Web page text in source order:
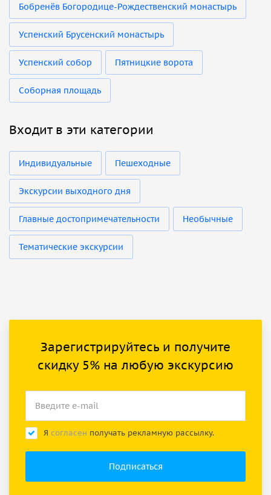
Бобренёв Богородице-Рождественский монастырь
Успенский Брусенский монастырь
Успенский собор Пятницкие ворота
Соборная площадь
Входит в эти категории
Индивидуальные Пешеходные
Экскурсии выходного дня
Главные достопримечательности Необычные
Тематические экскурсии
Зарегистрируйтесь и получите
скидку 5% на любую экскурсию
Я согласен получать рекламную рассылку.